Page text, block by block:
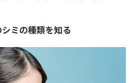
ミの種類を知る